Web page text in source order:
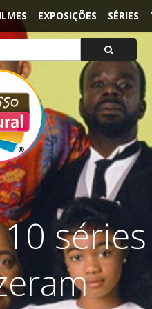
EXPOSIÇÕES SÉRIES
séries